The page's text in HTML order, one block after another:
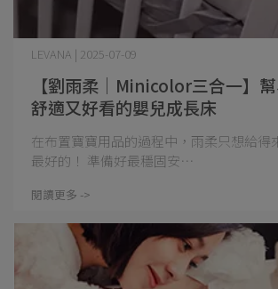
【劉雨柔│Minicolor三合一】
舒適又好看的嬰兒成長床
LEVANA | 2025-07-09
在布置寶寶用品的過程中，雨柔只想給得
最好的！ 準備好最穩固安⋯
閱讀更多 ->